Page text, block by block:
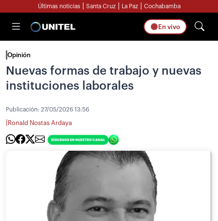
Últimas noticias Santa Cruz La Paz Cochabamba
En vivo
Opinión
Nuevas formas de trabajo y nuevas
instituciones laborales
Publicación: 27/05/2026 13:56
Ronald Nostas Ardaya